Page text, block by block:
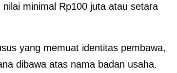
minimal Rp100 juta atau setara
yang memuat identitas pembawa,
dibawa atas nama badan usaha.